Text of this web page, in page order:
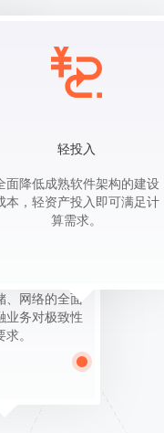
能
、网络的全面
业务对极致性
。
轻投入
面降低成熟软件架构的建设
本，轻资产投入即可满足计
算需求。